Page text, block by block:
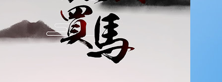
首页
关于我们